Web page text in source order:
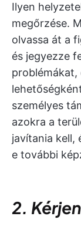
Ilyen
megőrzése.
olvassa át a
és jegyezze
személyes
azokra a
javítania kell,
e további
2.